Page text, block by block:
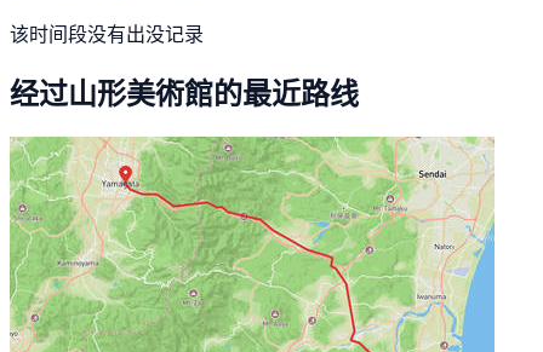
该时间段没有出没记录
经过山形美術館的最近路线